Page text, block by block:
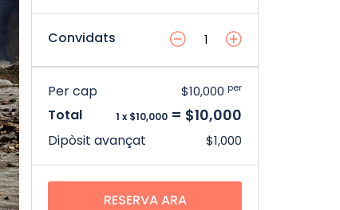
Convidats
Per cap $10,000 per
Total 1 x $10,000 = $10,000
Dipòsit avançat $1,000
RESERVA ARA